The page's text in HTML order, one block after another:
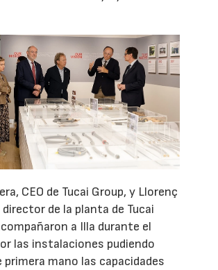
CEO de Tucai Group, y Llorenç
director de la planta de Tucai
a Illa durante el
las instalaciones pudiendo
primera mano las capacidades